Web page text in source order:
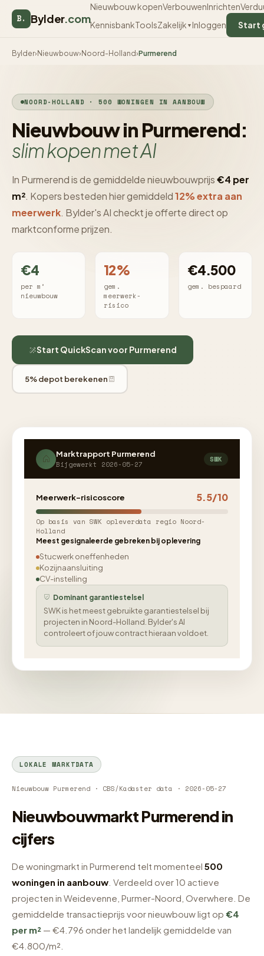
B. Bylder.com
Nieuwbouw kopenVerbouwenInrichten
KennisbankToolsZakelijk ▼ Inloggen Start
Bylder› Nieuwbouw› Noord-Holland›Purmerend
NOORD-HOLLAND · 500 WONINGEN IN AANBOUW
Nieuwbouw in Purmerend:
slim kopen met AI
In Purmerend is de gemiddelde nieuwbouwprijs€4 per
m². Kopers besteden hier gemiddeld12% extra aan
meerwerk. Bylder's AI checkt je offerte direct op
marktconforme prijzen.
€4
per m²
nieuwbouw
12%
gem.
meerwerk-
risico
€4.500
gem. bespaard
Start QuickScan voor Purmerend
5% depot berekenen
Marktrapport Purmerend
Bijgewerkt 2026-05-27
SWK
Meerwerk-risicoscore 5.5/10
Op basis van SWK opleverdata regio Noord-
Holland
Meest gesignaleerde gebreken bij oplevering
Stucwerk oneffenheden
Kozijnaansluiting
CV-instelling
Dominant garantiestelsel
SWK is het meest gebruikte garantiestelsel bij
projecten in Noord-Holland. Bylder's AI
controleert of jouw contract hieraan voldoet.
LOKALE MARKTDATA
Nieuwbouw Purmerend · CBS/Kadaster data · 2026-05-27
Nieuwbouwmarkt Purmerend in
cijfers
De woningmarkt in Purmerend telt momenteel 500
woningen in aanbouw . Verdeeld over 10 actieve
projecten in Weidevenne, Purmer-Noord, Overwhere. De
gemiddelde transactieprijs voor nieuwbouw ligt op €4
per m² — €4.796 onder het landelijk gemiddelde van
€4.800/m².